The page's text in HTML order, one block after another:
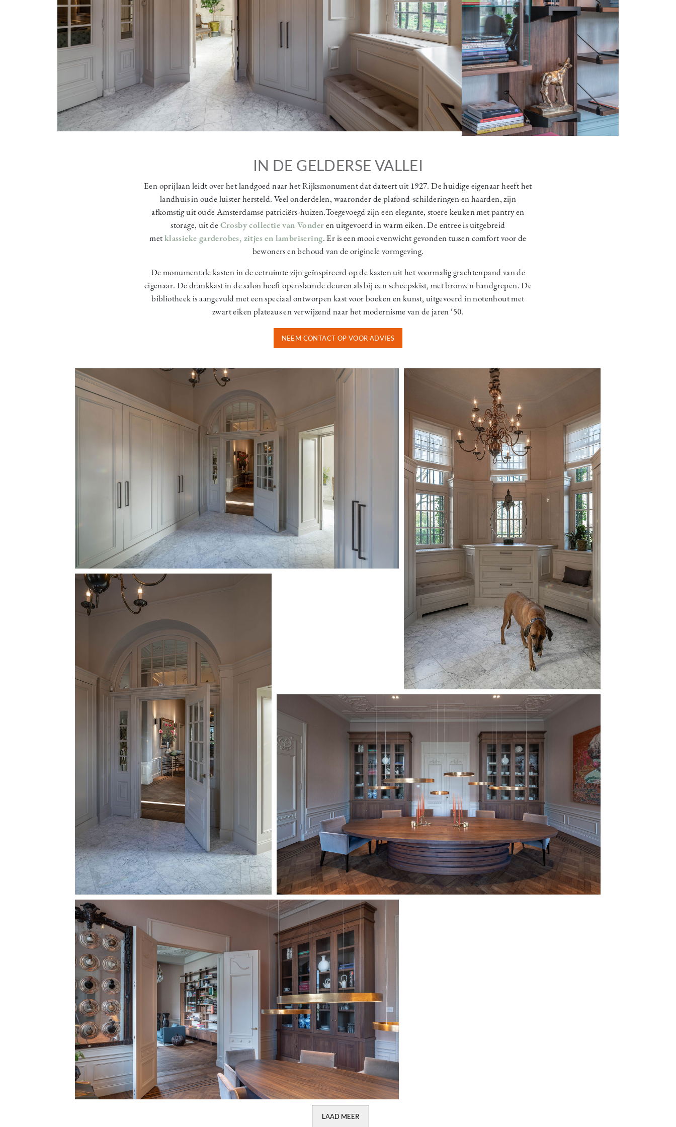
IN DE GELDERSE VALLEI
Een oprijlaan leidt over het landgoed naar het Rijksmonument dat dateert uit 1927. De huidige eigenaar heeft het
landhuis in oude luister hersteld. Veel onderdelen, waaronder de plafond-schilderingen en haarden, zijn
afkomstig uit oude Amsterdamse patriciërs-huizen.Toegevoegd zijn een elegante, stoere keuken met pantry en
storage, uit de Crosby collectie van Vonderen uitgevoerd in warm eiken. De entree is uitgebreid
metklassieke garderobes, zitjes en lambrisering. Er is een mooi evenwicht gevonden tussen comfort voor de
bewoners en behoud van de originele vormgeving.
De monumentale kasten in de eetruimte zijn geïnspireerd op de kasten uit het voormalig grachtenpand van de
eigenaar. De drankkast in de salon heeft openslaande deuren als bij een scheepskist, met bronzen handgrepen. De
bibliotheek is aangevuld met een speciaal ontworpen kast voor boeken en kunst, uitgevoerd in notenhout met
zwart eiken plateaus en verwijzend naar het modernisme van de jaren ‘50.
NEEM CONTACT OP VOOR ADVIES
Image Image
Image
Image
LAAD MEER